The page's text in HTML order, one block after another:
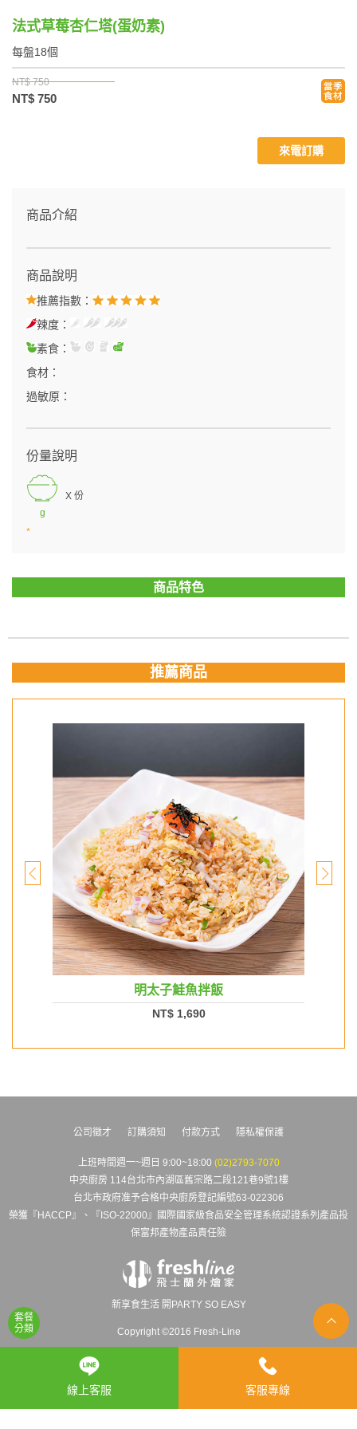
套餐
分類
法式草莓杏仁塔(蛋奶素)
每盤18個
NT$ 750
NT$ 750
商品介紹
商品說明
推薦指數：
辣度：
素食：
食材：
過敏原：
份量說明
g
X 份
*
來電訂購
商品特色
推薦商品
明太子鮭魚拌飯
NT$ 1,690
公司徵才 訂購須知 付款方式 隱私權保護
上班時間週一~週日 9:00~18:00 (02)2793-7070
中央廚房 114台北市內湖區舊宗路二段121巷9號1樓
台北市政府准予合格中央廚房登記編號63-022306
榮獲『HACCP』、『ISO-22000』國際國家級食品安全管理系統認證系列產品投
保富邦產物產品責任險
新享食生活 開PARTY SO EASY
Copyright ©2016 Fresh-Line
線上客服 客服專線